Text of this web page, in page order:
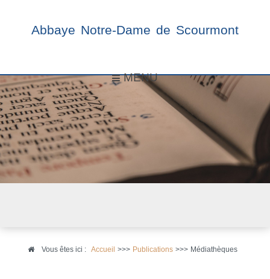
Abbaye Notre-Dame de Scourmont
MENU
Vous êtes ici :Accueil >>> Publications >>> Médiathèques